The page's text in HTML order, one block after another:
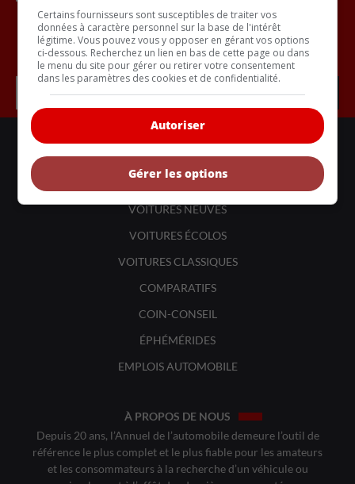
Inscrivez vous à l'infolettre.
ACTUALITÉS
BANCS D'ESSAIS
VOITURES NEUVES
VOITURES ÉCOLOS
VOITURES CLASSIQUES
COMPARATIFS
COIN-CONSEIL
ÉPHÉMÉRIDES
EMPLOIS AUTOMOBILE
À PROPOS DE NOUS
Depuis 20 ans, l’Annuel de l’automobile demeure l’outil de
référence le plus complet et le plus fiable pour les amateurs
et les consommateurs à la recherche d’un véhicule ou
Certains fournisseurs sont susceptibles de traiter vos
données à caractère personnel sur la base de l'intérêt
légitime. Vous pouvez vous y opposer en gérant vos options
ci-dessous. Recherchez un lien en bas de cette page ou dans
le menu du site pour gérer ou retirer votre consentement
dans les paramètres des cookies et de confidentialité.
Autoriser
Gérer les options